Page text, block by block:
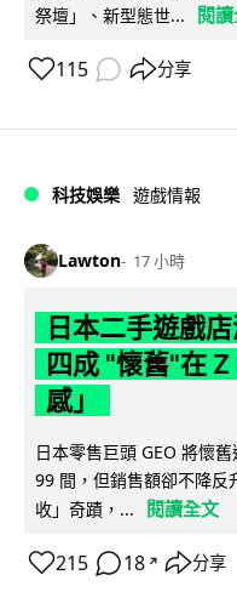
祭壇」、新型態世...
閱
115 分享
科技娛樂 遊戲情報
Lawton 17 小時
日本二手遊戲
四成 "懷舊"在
感」
日本零售巨頭 GEO 將懷
99 間，但銷售額卻不降反
收」奇蹟，...
閱讀全文
215 18 ↗ 分享